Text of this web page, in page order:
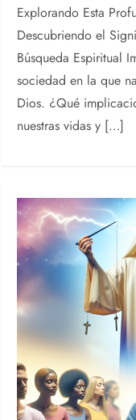
Explorando Esta
Descubriendo el
Búsqueda Espiritual
sociedad en la que
Dios. ¿Qué
nuestras vidas y […]